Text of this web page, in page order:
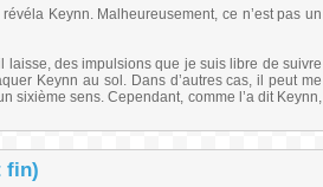
Keynn. Malheureusement, ce n’est pas un
laisse, des impulsions que je suis libre de suivre
Keynn au sol. Dans d’autres cas, il peut me
sixième sens. Cependant, comme l’a dit Keynn,
fin)